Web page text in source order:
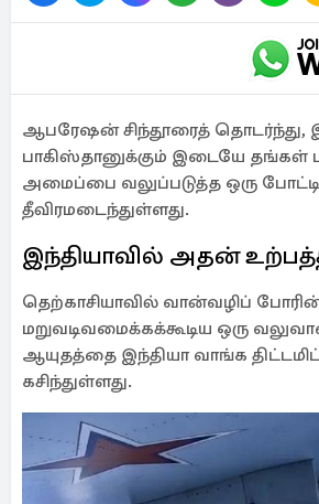
ஆபரேஷன் சிந்தூரைத் தொடர்ந்து,
பாகிஸ்தானுக்கும் இடையே தங்கள்
அமைப்பை வலுப்படுத்த ஒரு போட்டி
தீவிரமடைந்துள்ளது.
இந்தியாவில் அதன்
தெற்காசியாவில் வான்வழிப்
மறுவடிவமைக்கக்கூடிய ஒரு
ஆயுதத்தை இந்தியா வாங்க
கசிந்துள்ளது.